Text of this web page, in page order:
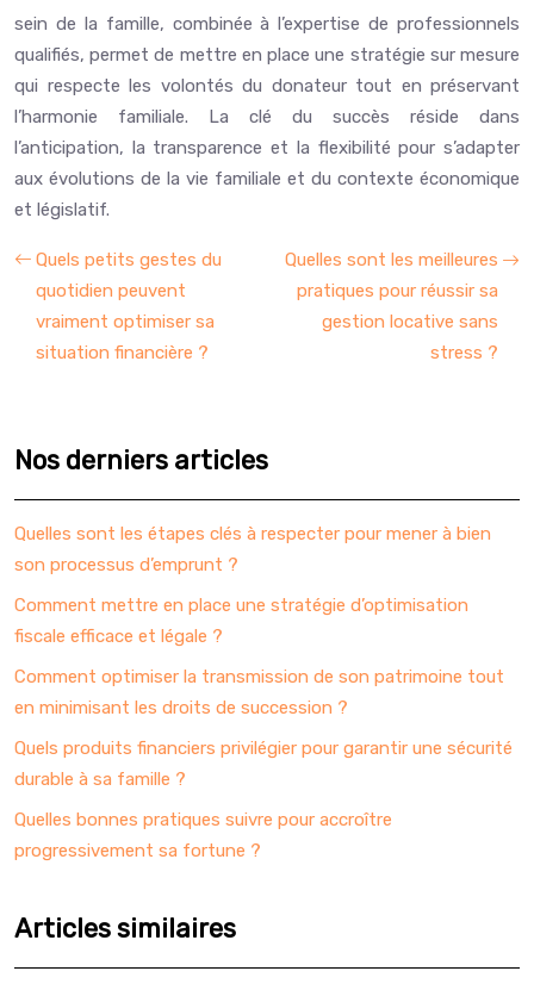
sein de la famille, combinée à l’expertise de professionnels
qualifiés, permet de mettre en place une stratégie sur mesure
qui respecte les volontés du donateur tout en préservant
l’harmonie familiale. La clé du succès réside dans
l’anticipation, la transparence et la flexibilité pour s’adapter
aux évolutions de la vie familiale et du contexte économique
et législatif.
Quels petits gestes du
quotidien peuvent
vraiment optimiser sa
situation financière ?
Quelles sont les meilleures
pratiques pour réussir sa
gestion locative sans
stress ?
Nos derniers articles
Quelles sont les étapes clés à respecter pour mener à bien
son processus d’emprunt ?
Comment mettre en place une stratégie d’optimisation
fiscale efficace et légale ?
Comment optimiser la transmission de son patrimoine tout
en minimisant les droits de succession ?
Quels produits financiers privilégier pour garantir une sécurité
durable à sa famille ?
Quelles bonnes pratiques suivre pour accroître
progressivement sa fortune ?
Articles similaires